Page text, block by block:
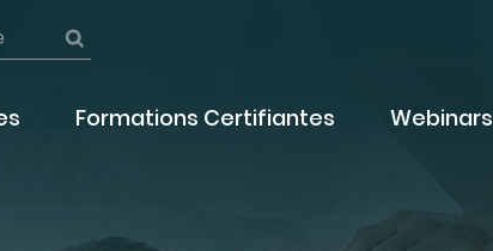
Formations Certifiantes Webinars